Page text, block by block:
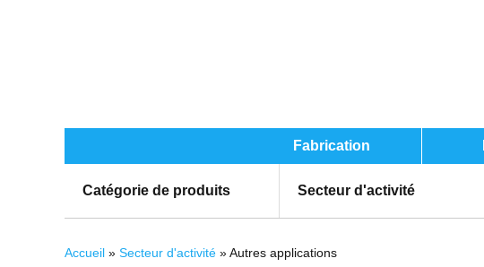
Fabrication
Catégorie de produits Secteur d'activité
Vous êtes ici
Accueil » Secteur d'activité » Autres applications